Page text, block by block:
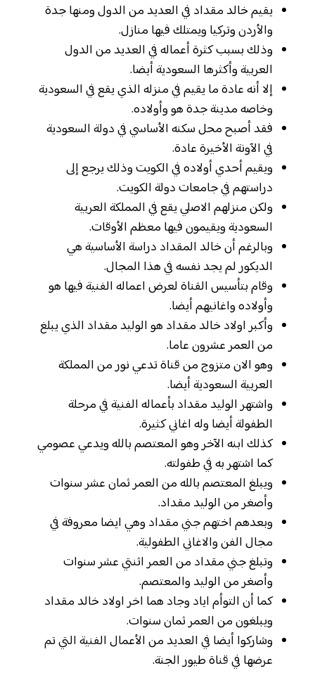
يقيم خالد مقداد في العديد من الدول ومنها جدة
والأردن وتركيا ويمتلك فيها منازل.
وذلك بسبب كثرة أعماله في العديد من الدول
العربية وأكثرها السعودية أيضا.
إلا أنه عادة ما يقيم في منزله الذي يقع في السعودية
وخاصه مدينة جدة هو وأولاده.
فقد أصبح محل سكنه الأساسي في دولة السعودية
في الآونة الأخيرة عادة.
ويقيم أحدي أولاده في الكويت وذلك يرجع إلى
دراستهم في جامعات دولة الكويت.
ولكن منزلهم الاصلي يقع في المملكة العربية
السعودية ويقيمون فيها معظم الأوقات.
وبالرغم أن خالد المقداد دراسة الأساسية هي
الديكور لم يجد نفسه في هذا المجال.
وقام بتأسيس القناة لعرض اعماله الفنية فيها هو
وأولاده واغانيهم أيضا.
وأكبر اولاد خالد مقداد هو الوليد مقداد الذي يبلغ
من العمر عشرون عاما.
وهو الان متزوج من قناة تدعي نور من المملكة
العربية السعودية أيضا.
واشتهر الوليد مقداد بأعماله الفنية في مرحلة
الطفولة أيضا وله اغاني كثيرة.
كذلك ابنه الآخر وهو المعتصم بالله ويدعي عصومي
كما اشتهر به في طفولته.
ويبلغ المعتصم بالله من العمر ثمان عشر سنوات
وأصغر من الوليد مقداد.
وبعدهم اختهم جني مقداد وهي ايضا معروفة في
مجال الفن والاغاني الطفولية.
وتبلغ جني مقداد من العمر اثنتي عشر سنوات
وأصغر من الوليد والمعتصم.
كما أن التوأم اياد وجاد هما اخر اولاد خالد مقداد
ويبلغون من العمر ثمان سنوات.
وشاركوا أيضا في العديد من الأعمال الفنية التي تم
عرضها في قناة طيور الجنة.